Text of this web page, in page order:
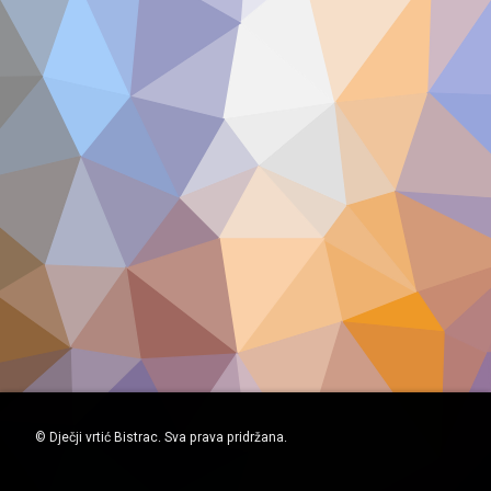
© Dječji vrtić Bistrac. Sva prava pridržana.